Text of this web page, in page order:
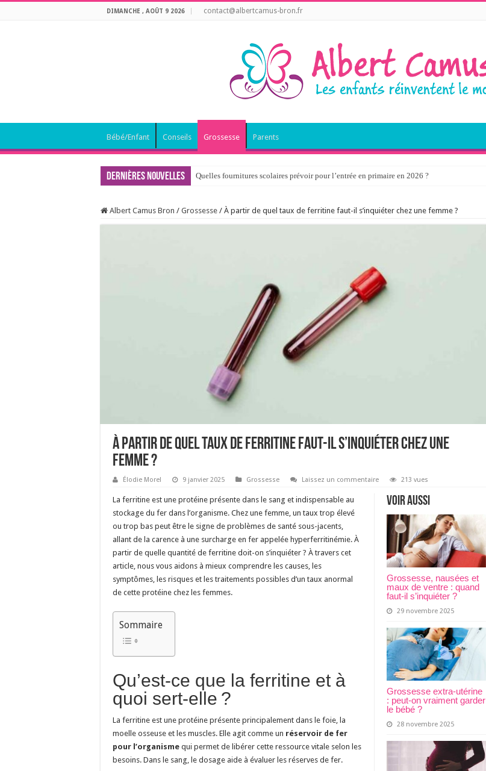
DIMANCHE , AOÛT 9 2026 contact@albertcamus-bron.fr
Bébé/Enfant Conseils Grossesse Parents
Dernières nouvelles Quelles fournitures scolaires prévoir pour l’entrée en primaire en 2026 ?
Albert Camus Bron / Grossesse / À partir de quel taux de ferritine faut-il s’inquiéter chez une femme ?
À partir de quel taux de ferritine faut-il s’inquiéter chez une
femme ?
Élodie Morel 9 janvier 2025 Grossesse Laissez un commentaire 213 vues
Voir aussi
Grossesse, nausées et
maux de ventre : quand
faut-il s’inquiéter ?
29 novembre 2025
Grossesse extra-utérine
: peut-on vraiment garder
le bébé ?
28 novembre 2025
La ferritine est une protéine présente dans le sang et indispensable au
stockage du fer dans l’organisme. Chez une femme, un taux trop élevé
ou trop bas peut être le signe de problèmes de santé sous-jacents,
allant de la carence à une surcharge en fer appelée hyperferritinémie. À
partir de quelle quantité de ferritine doit-on s’inquiéter ? À travers cet
article, nous vous aidons à mieux comprendre les causes, les
symptômes, les risques et les traitements possibles d’un taux anormal
de cette protéine chez les femmes.
Sommaire
Qu’est-ce que la ferritine et à
quoi sert-elle ?
La ferritine est une protéine présente principalement dans le foie, la
moelle osseuse et les muscles. Elle agit comme un réservoir de fer
pour l’organisme qui permet de libérer cette ressource vitale selon les
besoins. Dans le sang, le dosage aide à évaluer les réserves de fer.